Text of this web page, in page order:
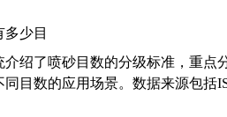
多少目
介绍了喷砂目数的分级标准，重点
同目数的应用场景。数据来源包括